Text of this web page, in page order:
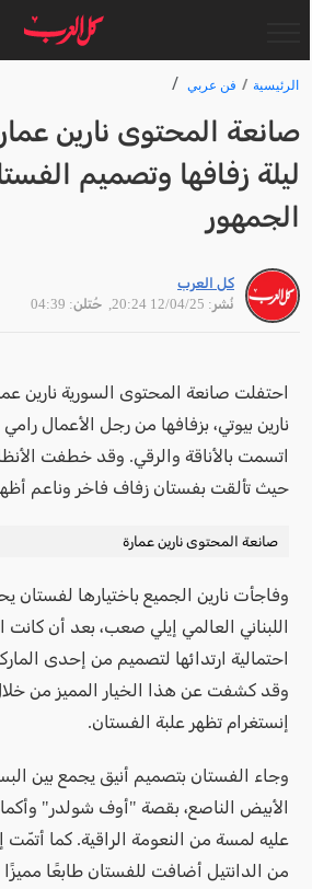
الرئيسية فن عربي
صانعة المحتوى نارين
ليلة زفافها وتصميم
الجمهور
كل العرب
نُشر: 12/04/25 20:24
, حُتلن: 04:39
احتفلت صانعة المحتوى السورية نارين
نارين بيوتي، بزفافها من رجل الأعمال
اتسمت بالأناقة والرقي. وقد خطفت الأنظار
حيث تألقت بفستان زفاف فاخر وناعم
صانعة المحتوى نارين عمارة
وفاجأت نارين الجميع باختيارها لفستان
اللبناني العالمي إيلي صعب، بعد أن
احتمالية ارتدائها لتصميم من إحدى
وقد كشفت عن هذا الخيار المميز من
إنستغرام تظهر علبة الفستان.
وجاء الفستان بتصميم أنيق يجمع بين
الأبيض الناصع، بقصة "أوف شولدر"
عليه لمسة من النعومة الراقية. كما أتمّت
من الدانتيل أضافت للفستان طابعًا